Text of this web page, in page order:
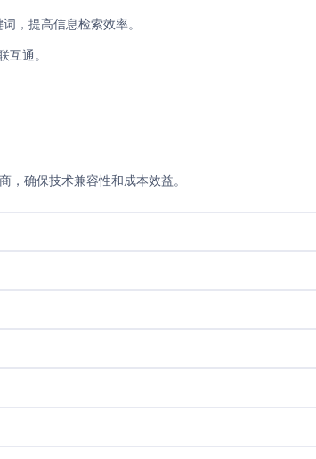
，提高信息检索效率。
通。
确保技术兼容性和成本效益。